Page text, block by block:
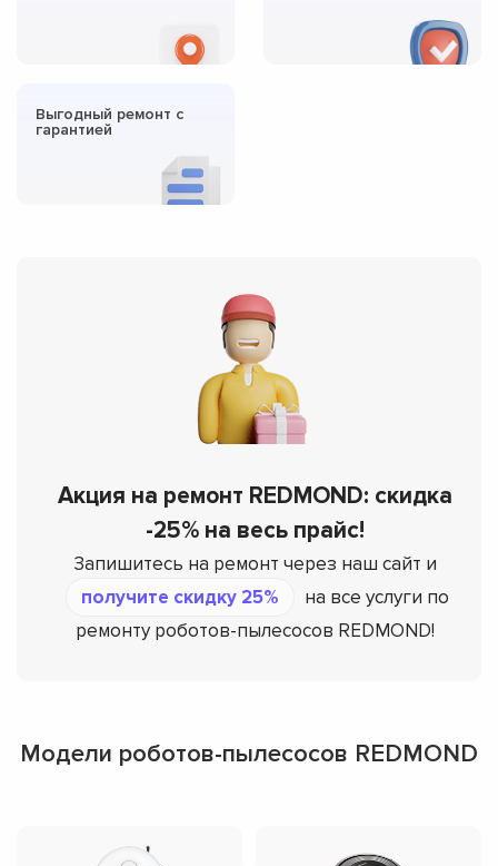
Выгодный ремонт с
гарантией
Акция на ремонт REDMOND: скидка
-25% на весь прайс!
Запишитесь на ремонт через наш сайт и
получите скидку 25%
на все услуги по
ремонту роботов-пылесосов REDMOND!
Модели роботов-пылесосов REDMOND